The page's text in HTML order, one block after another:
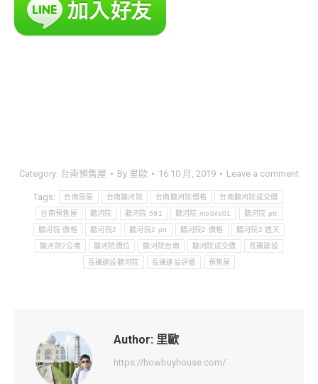
Category: 台南預售屋 By 里歐 16 10 月, 2019 Leave a comment
Tags: 台南房屋 台南聽河院 台南聽河院價格 台南聽河院成交價
台南預售屋 聽河院 聽河院 591 聽河院 mobile01 聽河院 ptt
聽河院 價格 聽河院2 聽河院2 ptt 聽河院2 價格 聽河院2 透天
聽河院2公寓 聽河院價位 聽河院台南 聽河院成交價 長磯建設
長磯建設聽河院 長磯建設評價 預售屋
Author: 里歐
https://howbuyhouse.com/